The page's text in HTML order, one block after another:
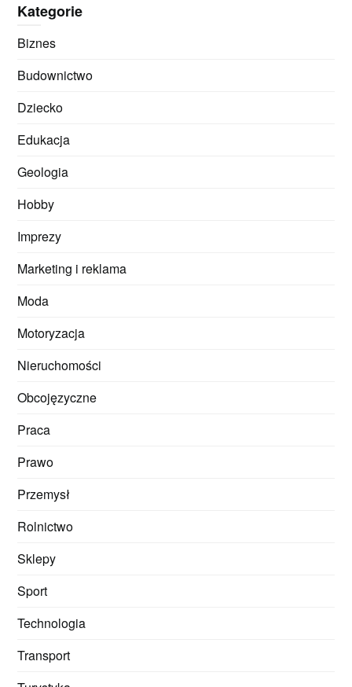
Kategorie
Biznes
Budownictwo
Dziecko
Edukacja
Geologia
Hobby
Imprezy
Marketing i reklama
Moda
Motoryzacja
Nieruchomości
Obcojęzyczne
Praca
Prawo
Przemysł
Rolnictwo
Sklepy
Sport
Technologia
Transport